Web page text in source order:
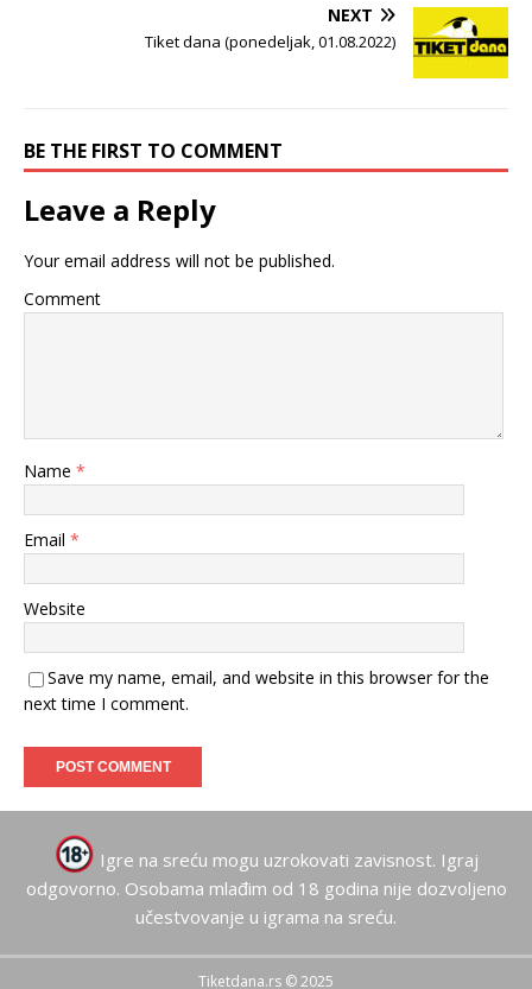
NEXT
Tiket dana (ponedeljak, 01.08.2022)
BE THE FIRST TO COMMENT
Leave a Reply
Your email address will not be published.
Comment
Name *
Email *
Website
Save my name, email, and website in this browser for the
next time I comment.
Igre na sreću mogu uzrokovati zavisnost. Igraj
odgovorno. Osobama mlađim od 18 godina nije dozvoljeno
učestvovanje u igrama na sreću.
Tiketdana.rs © 2025